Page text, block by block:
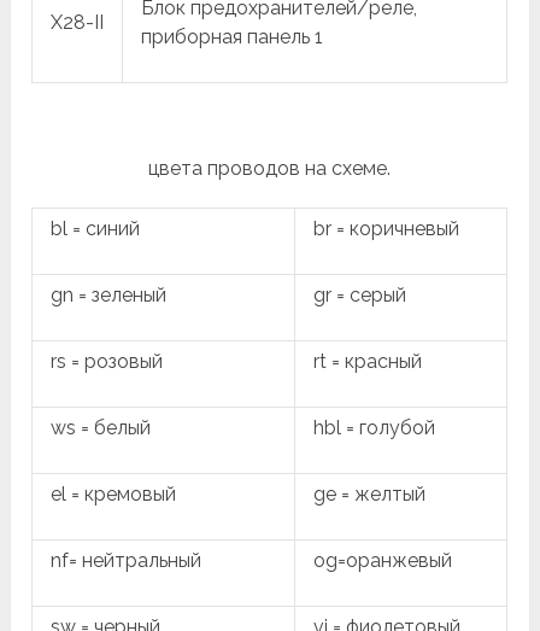
X28-II
Блок предохранителей/реле,
приборная панель 1
цвета проводов на схеме.
bl = синий br = коричневый
gn = зеленый gr = серый
rs = розовый rt = красный
ws = белый hbl = голубой
el = кремовый ge = желтый
nf= нейтральный og=оранжевый